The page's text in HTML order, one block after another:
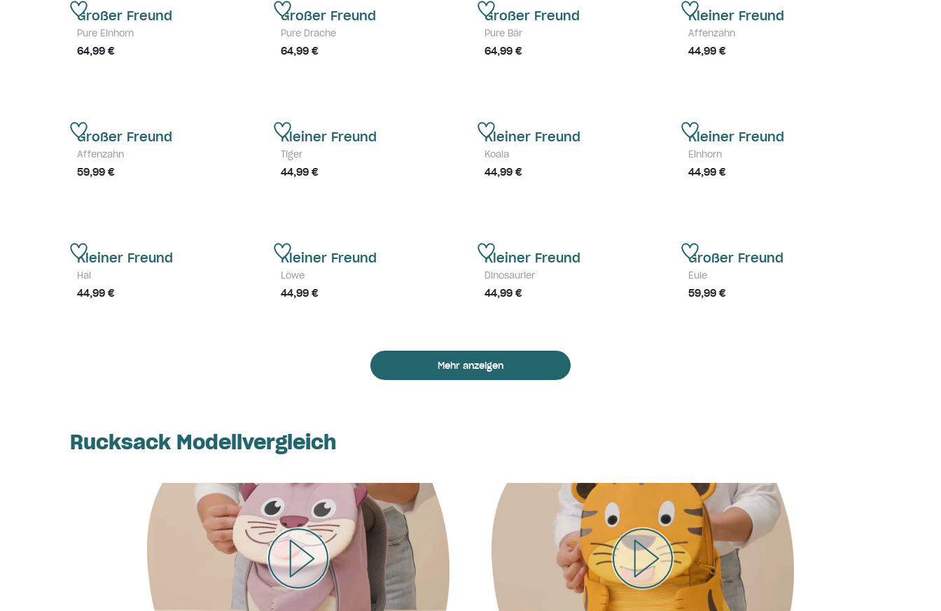
Großer Freund
Pure Einhorn
64,99 €
Großer Freund
Pure Drache
64,99 €
Großer Freund
Pure Bär
64,99 €
Kleiner Freund
Affenzahn
44,99 €
Großer Freund
Affenzahn
59,99 €
Kleiner Freund
Tiger
44,99 €
Kleiner Freund
Koala
44,99 €
Kleiner Freund
Einhorn
44,99 €
Kleiner Freund
Hai
44,99 €
Kleiner Freund
Löwe
44,99 €
Kleiner Freund
Dinosaurier
44,99 €
Großer Freund
Eule
59,99 €
Mehr anzeigen
Rucksack Modellvergleich